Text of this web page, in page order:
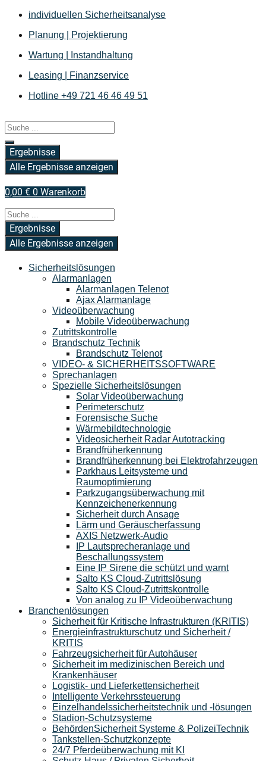
Zum
springen
individuellen Sicherheitsanalyse
Planung | Projektierung
Wartung | Instandhaltung
Leasing | Finanzservice
Hotline +49 721 46 46 49 51
Search
...
Ergebnisse
Alle Ergebnisse anzeigen
0,00 € 0 Warenkorb
Search
...Ergebnisse
Alle Ergebnisse anzeigen
Sicherheitslösungen
Alarmanlagen
Alarmanlagen Telenot
Ajax Alarmanlage
Videoüberwachung
Mobile Videoüberwachung
Zutrittskontrolle
Brandschutz Technik
Brandschutz Telenot
VIDEO- & SICHERHEITSSOFTWARE
Sprechanlagen
Spezielle Sicherheitslösungen
Solar Videoüberwachung
Perimeterschutz
Forensische Suche
Wärmebildtechnologie
Videosicherheit Radar Autotracking​
Brandfrüherkennung
Brandfrüherkennung bei Elektrofahrzeugen
Parkhaus Leitsysteme und
Raumoptimierung
Parkzugangsüberwachung mit
Kennzeichenerkennung
Sicherheit durch Ansage
Lärm und Geräuscherfassung
AXIS Netzwerk-Audio
IP Lautsprecheranlage und
Beschallungssystem
Eine IP Sirene die schützt und warnt
Salto KS Cloud-Zutrittslösung
Salto KS Cloud-Zutrittskontrolle
Von analog zu IP Videoüberwachung
Branchenlösungen
Sicherheit für Kritische Infrastrukturen (KRITIS)
Energieinfrastrukturschutz und Sicherheit /
KRITIS
Fahrzeugsicherheit für Autohäuser
Sicherheit im medizinischen Bereich und
Krankenhäuser
Logistik- und Lieferkettensicherheit
Intelligente Verkehrssteuerung
Einzelhandelssicherheitstechnik und -lösungen
Stadion-Schutzsysteme
BehördenSicherheit Systeme & PolizeiTechnik
Tankstellen-Schutzkonzepte​
24/7 Pferdeüberwachung mit KI